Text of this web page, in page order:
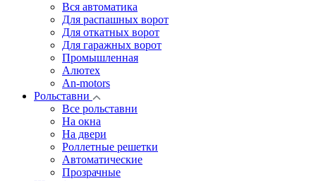
Вся автоматика
Для распашных ворот
Для откатных ворот
Для гаражных ворот
Промышленная
Алютех
An-motors
Рольставни
Все рольставни
На окна
На двери
Роллетные решетки
Автоматические
Прозрачные